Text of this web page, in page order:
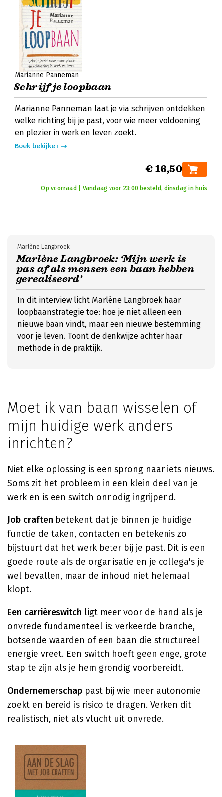
Marianne Panneman
Schrijf je loopbaan
Marianne Panneman laat je via schrijven ontdekken
welke richting bij je past, voor wie meer voldoening
en plezier in werk en leven zoekt.
Boek bekijken
€ 16,50
Op voorraad | Vandaag voor 23:00 besteld, dinsdag in huis
Marlène Langbroek: ‘Mijn werk is
pas af als mensen een baan hebben
gerealiseerd’
Marlène Langbroek
In dit interview licht Marlène Langbroek haar
loopbaanstrategie toe: hoe je niet alleen een
nieuwe baan vindt, maar een nieuwe bestemming
voor je leven. Toont de denkwijze achter haar
methode in de praktijk.
Moet ik van baan wisselen of
mijn huidige werk anders
inrichten?
Niet elke oplossing is een sprong naar iets nieuws.
Soms zit het probleem in een klein deel van je
werk en is een switch onnodig ingrijpend.
Job craften betekent dat je binnen je huidige
functie de taken, contacten en betekenis zo
bijstuurt dat het werk beter bij je past. Dit is een
goede route als de organisatie en je collega's je
wel bevallen, maar de inhoud niet helemaal
klopt.
Een carrièreswitch ligt meer voor de hand als je
onvrede fundamenteel is: verkeerde branche,
botsende waarden of een baan die structureel
energie vreet. Een switch hoeft geen enge, grote
stap te zijn als je hem grondig voorbereidt.
Ondernemerschap past bij wie meer autonomie
zoekt en bereid is risico te dragen. Verken dit
realistisch, niet als vlucht uit onvrede.